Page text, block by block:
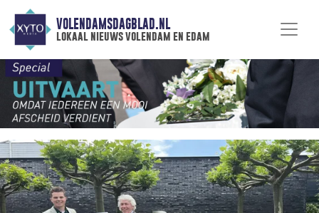
VOLENDAMSDAGBLAD.NL
lokaal nieuws volendam en edam